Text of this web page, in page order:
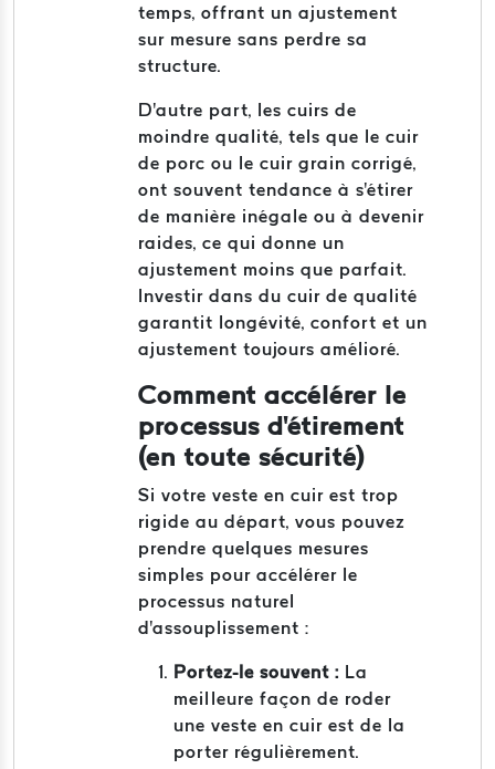
temps, offrant un ajustement
sur mesure sans perdre sa
structure.
D'autre part, les cuirs de
moindre qualité, tels que le cuir
de porc ou le cuir grain corrigé,
ont souvent tendance à s'étirer
de manière inégale ou à devenir
raides, ce qui donne un
ajustement moins que parfait.
Investir dans du cuir de qualité
garantit longévité, confort et un
ajustement toujours amélioré.
Comment accélérer le
processus d'étirement
(en toute sécurité)
Si votre veste en cuir est trop
rigide au départ, vous pouvez
prendre quelques mesures
simples pour accélérer le
processus naturel
d'assouplissement :
Portez-le souvent : La
meilleure façon de roder
une veste en cuir est de la
porter régulièrement.